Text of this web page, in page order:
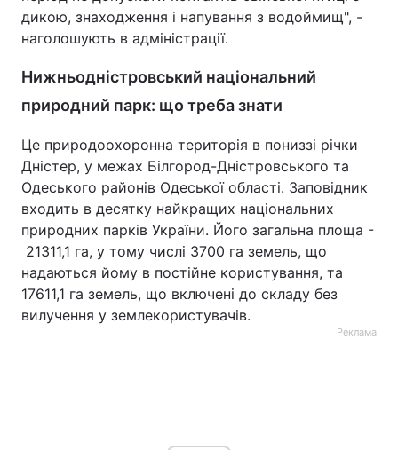
дикою, знаходження і напування з водоймищ", -
наголошують в адміністрації.
Нижньодністровський національний
природний парк: що треба знати
Це природоохоронна територія в пониззі річки
Дністер, у межах Білгород-Дністровського та
Одеського районів Одеської області. Заповідник
входить в десятку найкращих національних
природних парків України. Його загальна площа -
21311,1 га, у тому числі 3700 га земель, що
надаються йому в постійне користування, та
17611,1 га земель, що включені до складу без
вилучення у землекористувачів.
Реклама